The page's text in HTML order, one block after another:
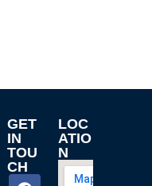
GET
IN
TOU
CH
LOC
ATIO
N